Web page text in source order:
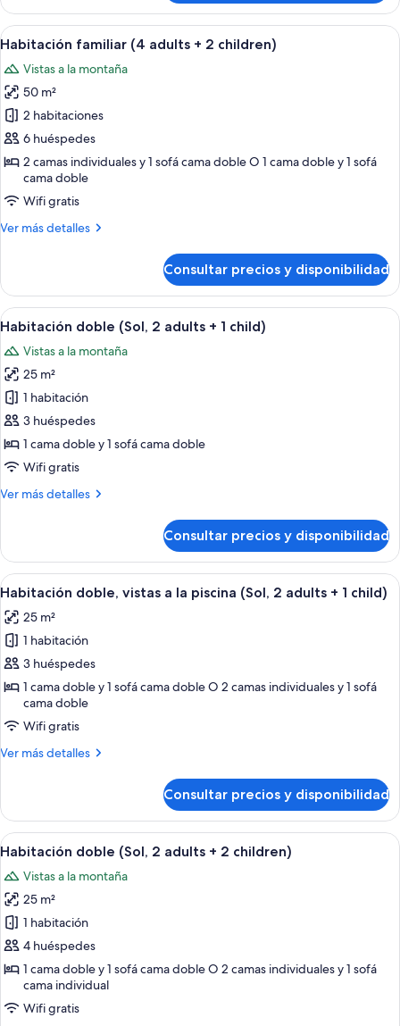
(Sol)
doble,
vistas
a
piscina
(Sol)
Abrir
todas
las
fotos
de
Habitación
familiar
adults
+
Una habitación de hotel moderna
4
Habitación familiar (4 adults + 2 children)
Vistas a la montaña
50 m²
2 habitaciones
6 huéspedes
2 camas individuales y 1 sofá cama doble O 1 cama doble y 1 sofá
cama doble
Wifi gratis
Ver más detalles
Más
familiar
(4
adults
2
children)
Consultar precios y disponibilidad
Abrir
todas
las
fotos
de
Habitación
doble
(Sol,
adults
child)
Habitación de hotel con cama,
3
Habitación doble (Sol, 2 adults + 1 child)
Vistas a la montaña
25 m²
1 habitación
3 huéspedes
1 cama doble y 1 sofá cama doble
Wifi gratis
Ver más detalles
Más
doble
(Sol,
2
+
child)
Consultar precios y disponibilidad
Abrir
todas
las
fotos
de
Habitación
doble,
vistas
a
(Sol,
2
adults
+
1
child)
Habitación de hotel con cama, sofá,
3
Habitación doble, vistas a la piscina (Sol, 2 adults + 1 child)
25 m²
1 habitación
3 huéspedes
1 cama doble y 1 sofá cama doble O 2 camas individuales y 1 sofá
cama doble
Wifi gratis
Ver más detalles
Más
doble,
vistas
a
piscina
(Sol,
2
adults
+
child)
Consultar precios y disponibilidad
Abrir
todas
las
fotos
de
Habitación
doble
(Sol,
2
Habitación de hotel con cama,
3
Habitación doble (Sol, 2 adults + 2 children)
Vistas a la montaña
25 m²
1 habitación
4 huéspedes
1 cama doble y 1 sofá cama doble O 2 camas individuales y 1 sofá
cama individual
Wifi gratis